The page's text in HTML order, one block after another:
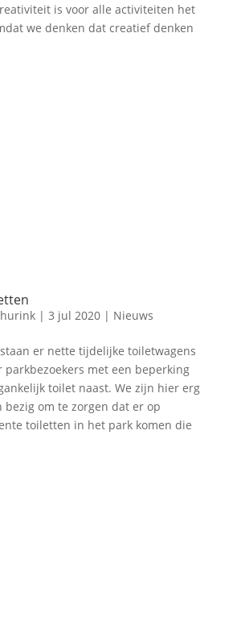
is voor alle activiteiten het
we denken dat creatief denken
| 3 jul 2020| Nieuws
er nette tijdelijke toiletwagens
parkbezoekers met een beperking
toilet naast. We zijn hier erg
bezig om te zorgen dat er op
toiletten in het park komen die